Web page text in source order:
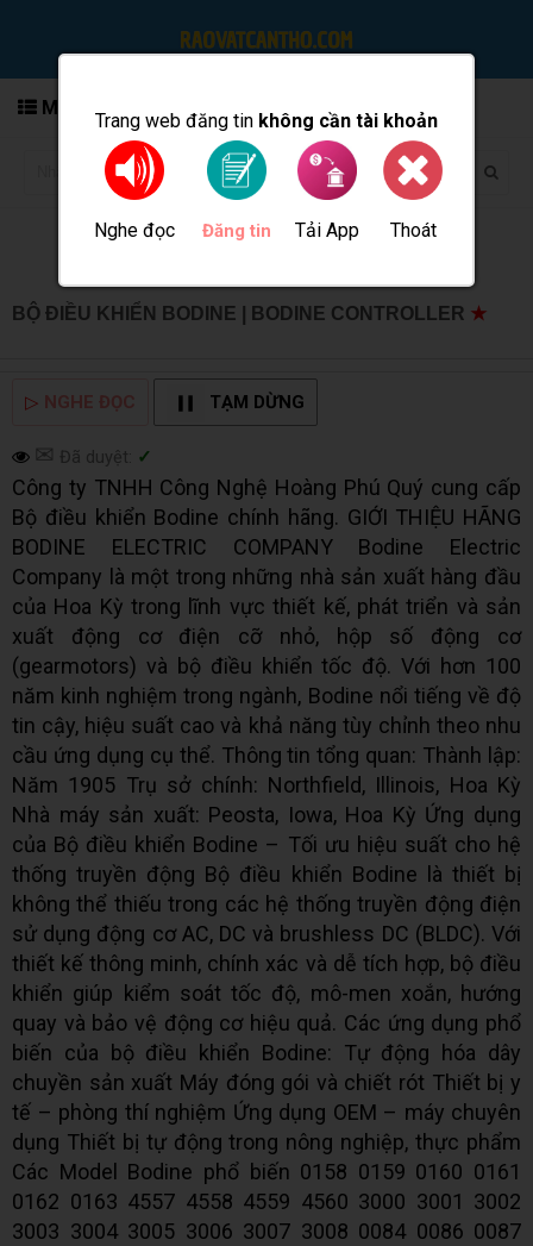
Trang web đăng tin không cần tài khoản
Nghe đọc Đăng tin Tải App Thoát
MENU
BỘ ĐIỀU KHIỂN BODINE | BODINE CONTROLLER ★
▷ NGHE ĐỌC TẠM DỪNG
✉ Đã duyệt: ✓
Công ty TNHH Công Nghệ Hoàng Phú Quý cung cấp
Bộ điều khiển Bodine chính hãng. GIỚI THIỆU HÃNG
BODINE ELECTRIC COMPANY Bodine Electric
Company là một trong những nhà sản xuất hàng đầu
của Hoa Kỳ trong lĩnh vực thiết kế, phát triển và sản
xuất động cơ điện cỡ nhỏ, hộp số động cơ
(gearmotors) và bộ điều khiển tốc độ. Với hơn 100
năm kinh nghiệm trong ngành, Bodine nổi tiếng về độ
tin cậy, hiệu suất cao và khả năng tùy chỉnh theo nhu
cầu ứng dụng cụ thể. Thông tin tổng quan: Thành lập:
Năm 1905 Trụ sở chính: Northfield, Illinois, Hoa Kỳ
Nhà máy sản xuất: Peosta, Iowa, Hoa Kỳ Ứng dụng
của Bộ điều khiển Bodine – Tối ưu hiệu suất cho hệ
thống truyền động Bộ điều khiển Bodine là thiết bị
không thể thiếu trong các hệ thống truyền động điện
sử dụng động cơ AC, DC và brushless DC (BLDC). Với
thiết kế thông minh, chính xác và dễ tích hợp, bộ điều
khiển giúp kiểm soát tốc độ, mô-men xoắn, hướng
quay và bảo vệ động cơ hiệu quả. Các ứng dụng phổ
biến của bộ điều khiển Bodine: Tự động hóa dây
chuyền sản xuất Máy đóng gói và chiết rót Thiết bị y
tế – phòng thí nghiệm Ứng dụng OEM – máy chuyên
dụng Thiết bị tự động trong nông nghiệp, thực phẩm
Các Model Bodine phổ biến 0158 0159 0160 0161
0162 0163 4557 4558 4559 4560 3000 3001 3002
3003 3004 3005 3006 3007 3008 0084 0086 0087